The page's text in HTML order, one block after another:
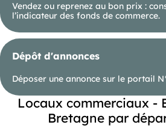
Vendez ou reprenez au bon prix :
l’indicateur des fonds de commerce.
Dépôt d'annonces
Déposer une annonce sur le portail
Locaux commerciaux -
Bretagne par